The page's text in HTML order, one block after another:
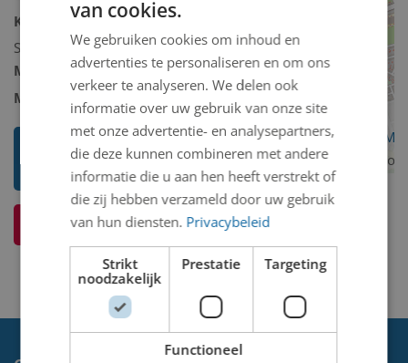
Kunstcollectie omschrijving:
Schilderij/tekening/grafiek/foto/streetart
Model 2D/3D: 2D binnen
Materiaal 2D/3D diverse:
Toon mij meer werken van Kuno
Grommers
Ik weet meer over dit kunstwerk
van cookies.
We gebruiken cookies om inhoud en
advertenties te personaliseren en om ons
verkeer te analyseren. We delen ook
informatie over uw gebruik van onze site
met onze advertentie- en analysepartners,
die deze kunnen combineren met andere
informatie die u aan hen heeft verstrekt of
die zij hebben verzameld door uw gebruik
van hun diensten. Privacybeleid
Strikt
noodzakelijk
Prestatie Targeting
Functioneel